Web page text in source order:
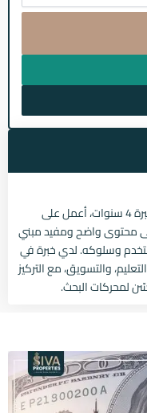
نُور ناصر كاتبة محتوى بخبرة 4 سنوات، أعمل على
محتوى واضح ومفيد مبني
وسلوكه. لدي خبرة في
والتسويق، مع التركيز
لمحركات البحث.